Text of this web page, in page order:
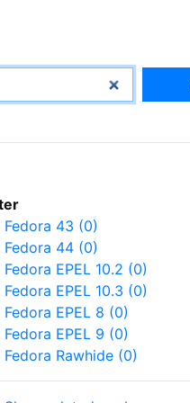
Fedora 43 (0)
Fedora 44 (0)
Fedora EPEL 10.2 (0)
Fedora EPEL 10.3 (0)
Fedora EPEL 8 (0)
Fedora EPEL 9 (0)
Fedora Rawhide (0)